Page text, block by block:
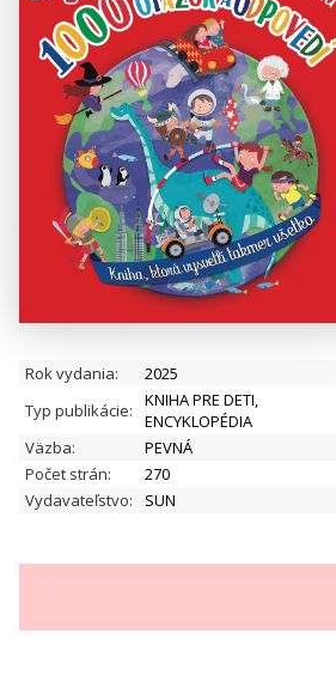
Rok vydania:
2025
Typ publikácie:
KNIHA PRE DETI,
ENCYKLOPÉDIA
Väzba:
PEVNÁ
Počet strán:
270
Vydavateľstvo:
SUN